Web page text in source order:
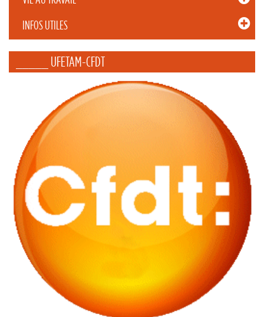
INFOS UTILES
_____ UFETAM-CFDT